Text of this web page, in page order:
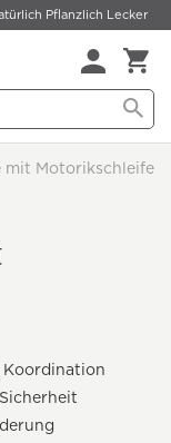
Pflanzlich Lecker
mit Motorikschleife